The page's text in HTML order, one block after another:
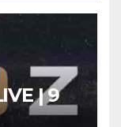
| 9